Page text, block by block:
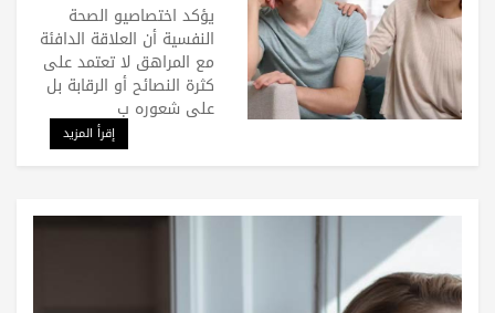
يؤكد اختصاصيو الصحة
النفسية أن العلاقة الدافئة
مع المراهق لا تعتمد على
كثرة النصائح أو الرقابة بل
على شعوره ب
إقرأ المزيد